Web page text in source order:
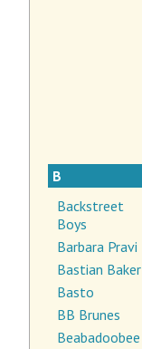
B
Backstreet
Boys
Barbara Pravi
Bastian Baker
Basto
BB Brunes
Beabadoobee